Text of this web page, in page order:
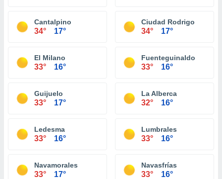
Cantalpino
34° 17°
Ciudad Rodrigo
34° 17°
El Milano
33° 16°
Fuenteguinaldo
33° 16°
Guijuelo
33° 17°
La Alberca
32° 16°
Ledesma
33° 16°
Lumbrales
33° 16°
Navamorales
33° 17°
Navasfrías
33° 16°